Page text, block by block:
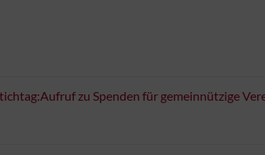
zu Spenden für gemeinnützige